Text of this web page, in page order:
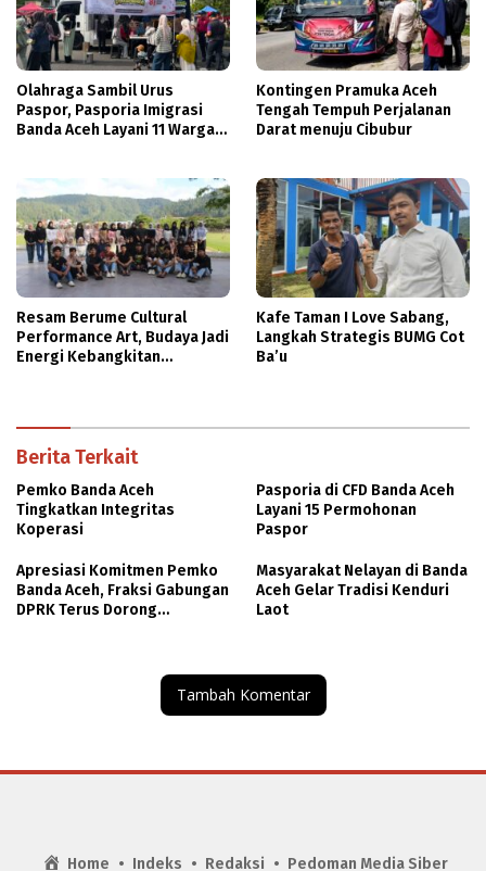
Olahraga Sambil Urus
Paspor, Pasporia Imigrasi
Banda Aceh Layani 11 Warga
Kontingen Pramuka Aceh
Tengah Tempuh Perjalanan
Darat menuju Cibubur
Resam Berume Cultural
Performance Art, Budaya Jadi
Energi Kebangkitan
Kafe Taman I Love Sabang,
Langkah Strategis BUMG Cot
Ba’u
Berita Terkait
Pemko Banda Aceh
Tingkatkan Integritas
Koperasi
Pasporia di CFD Banda Aceh
Layani 15 Permohonan
Paspor
Apresiasi Komitmen Pemko
Banda Aceh, Fraksi Gabungan
DPRK Terus Dorong
Masyarakat Nelayan di Banda
Aceh Gelar Tradisi Kenduri
Laot
Tambah Komentar
Home Indeks Redaksi Pedoman Media Siber